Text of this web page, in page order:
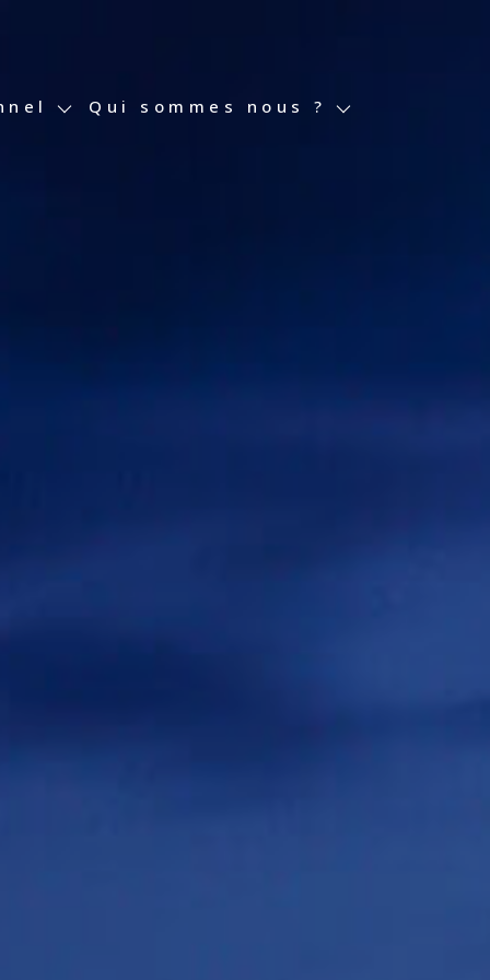
qui sommes nous ?
Satisfaction Clients